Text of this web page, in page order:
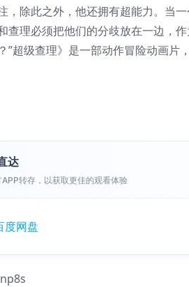
，除此之外，他还拥有超能力。当
查理必须把他们的分歧放在一边，
”超级查理》是一部动作冒险动画片
达
转存，以获取更佳的观看体验
度网盘